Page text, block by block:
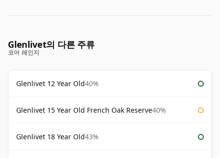
Glenlivet의 다른 주류
코어 레인지
Glenlivet 12 Year Old40%
Glenlivet 15 Year Old French Oak Reserve40%
Glenlivet 18 Year Old43%